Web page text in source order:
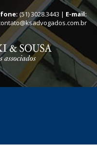
(51) 3028.3443 | E-mail: